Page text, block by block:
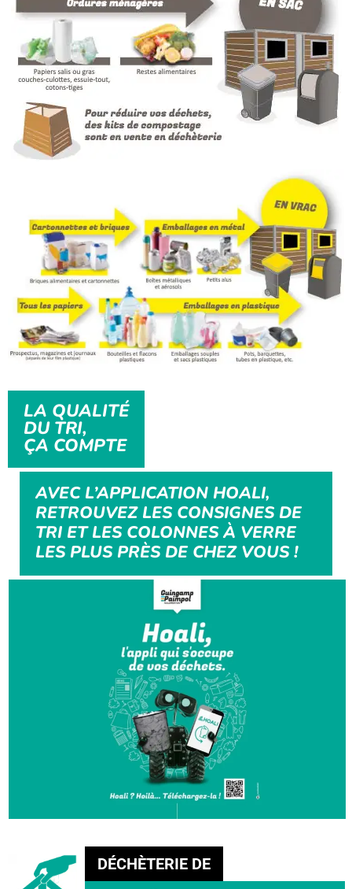
LA QUALITÉ
DU TRI,
ÇA COMPTE
AVEC L’APPLICATION HOALI,
RETROUVEZ LES CONSIGNES DE
TRI ET LES COLONNES À VERRE
LES PLUS PRÈS DE CHEZ VOUS !
DÉCHÈTERIE DE